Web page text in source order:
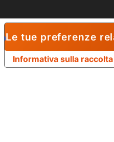
Informativa sulla raccolta
Le tue preferenze